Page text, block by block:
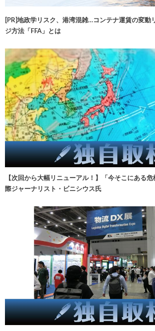
[PR]地政学リスク、港湾混雑…コンテナ運賃の変動
ジ方法「FFA」とは
【次回から大幅リニューアル！】「今そこにある
際ジャーナリスト・ビニシウス氏